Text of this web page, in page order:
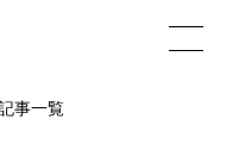
事一覧